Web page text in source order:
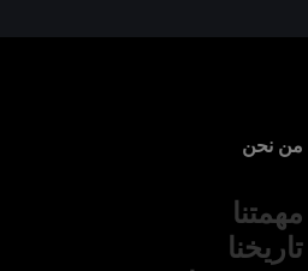
من نحن
مهمتنا
تاريخنا